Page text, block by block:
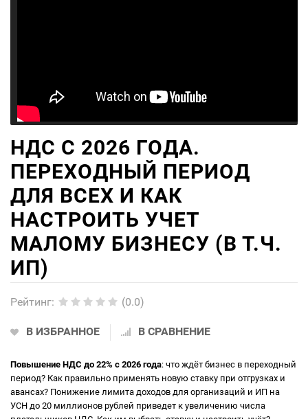
НДС С 2026 ГОДА.
ПЕРЕХОДНЫЙ ПЕРИОД
ДЛЯ ВСЕХ И КАК
НАСТРОИТЬ УЧЕТ
МАЛОМУ БИЗНЕСУ (В Т.Ч.
ИП)
Рейтинг: (0.0)
В ИЗБРАННОЕ В СРАВНЕНИЕ
Повышение НДС до 22% с 2026 года: что ждёт бизнес в переходный
период? Как правильно применять новую ставку при отгрузках и
авансах? Понижение лимита доходов для организаций и ИП на
УСН до 20 миллионов рублей приведет к увеличению числа